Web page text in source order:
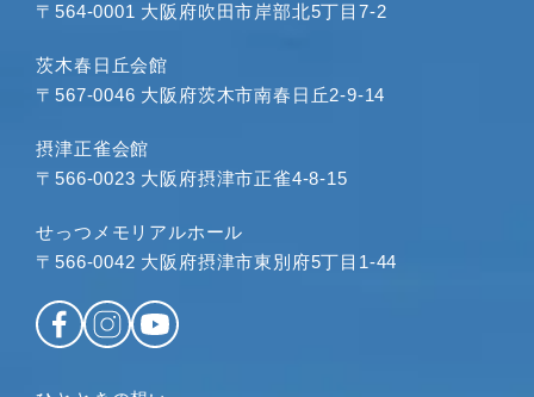
2023年8月
2023年4月
2023年3月
2022年11月
2022年10月
〒564-0001 大阪府吹田市岸部北5丁目7-2
茨木春日丘会館
〒567-0046 大阪府茨木市南春日丘2-9-14
摂津正雀会館
〒566-0023 大阪府摂津市正雀4-8-15
せっつメモリアルホール
〒566-0042 大阪府摂津市東別府5丁目1-44